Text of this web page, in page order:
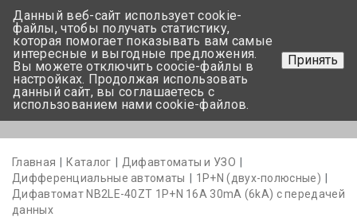
+375 17-350-99-56
+375 44-752-82-08
Задать вопрос
Главная Каталог
Дифавтоматы и УЗО
Дифференциальные автоматы
1Р+N (двух-полюсные)
Дифавтомат NB2LE-40ZT 1P+N 16А 30mA (6kA) с передачей
данных
Данный веб-сайт использует cookie-
файлы, чтобы получать статистику,
которая помогает показывать вам самые
интересные и выгодные предложения.
Вы можете отключить coocie-файлы в
настройках. Продолжая использовать
данный сайт, вы соглашаетесь с
использованием нами cookie-файлов.
Принять